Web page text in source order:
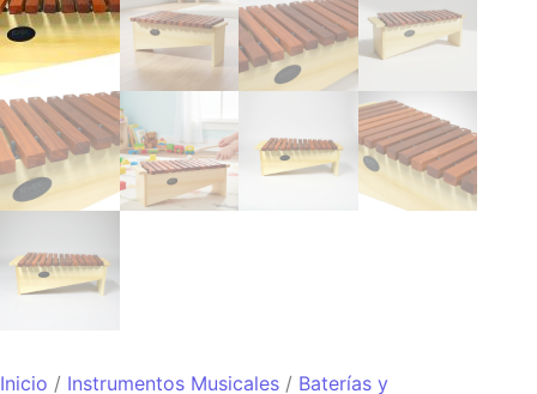
Inicio / Instrumentos Musicales / Baterías y